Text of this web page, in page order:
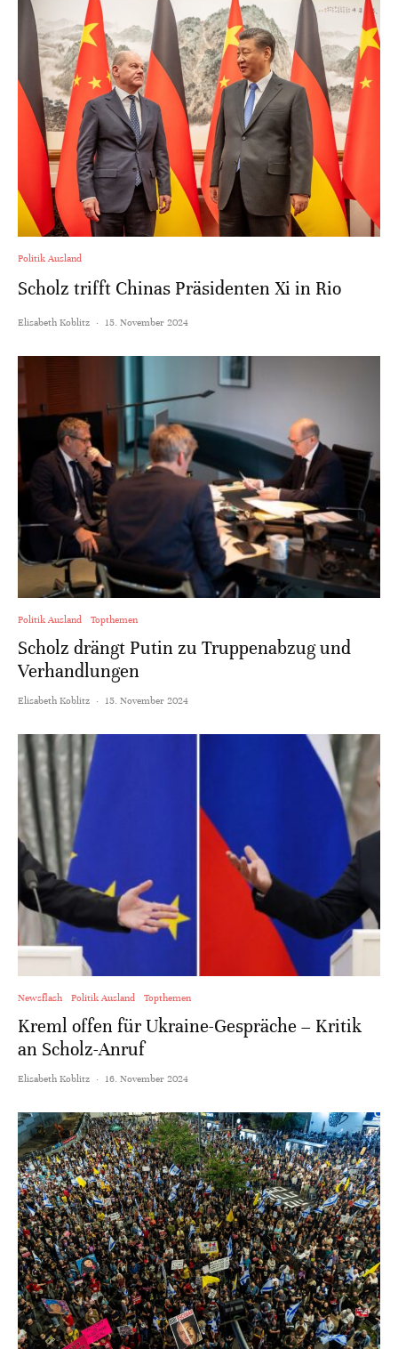
Politik Ausland
Scholz trifft Chinas Präsidenten Xi in Rio
Elisabeth Koblitz · 15. November 2024
Politik Ausland Topthemen
Scholz drängt Putin zu Truppenabzug und
Verhandlungen
Elisabeth Koblitz · 15. November 2024
Newsflash Politik Ausland Topthemen
Kreml offen für Ukraine-Gespräche – Kritik
an Scholz-Anruf
Elisabeth Koblitz · 16. November 2024